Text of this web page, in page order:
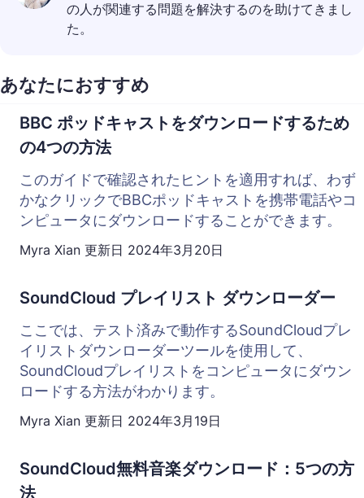
の人が関連する問題を解決するのを助けてきまし
た。
あなたにおすすめ
BBC ポッドキャストをダウンロードするため
の4つの方法
このガイドで確認されたヒントを適用すれば、わず
かなクリックでBBCポッドキャストを携帯電話やコ
ンピュータにダウンロードすることができます。
Myra Xian 更新日 2024年3月20日
SoundCloud プレイリスト ダウンローダー
ここでは、テスト済みで動作するSoundCloudプレ
イリストダウンローダーツールを使用して、
SoundCloudプレイリストをコンピュータにダウン
ロードする方法がわかります。
Myra Xian 更新日 2024年3月19日
SoundCloud無料音楽ダウンロード：5つの方
法